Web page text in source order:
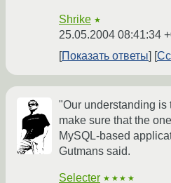
Shrike ★
25.05.2004 08:41:34
Показать ответы
"Our understanding is
make sure that the
MySQL-based
Gutmans said.
Selecter ★★★★